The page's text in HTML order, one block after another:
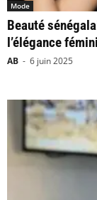
Mode
Beauté
l’élégance
AB - 6 juin 2025